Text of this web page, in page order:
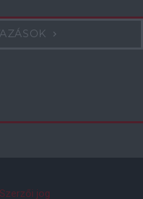
Szerzői jog